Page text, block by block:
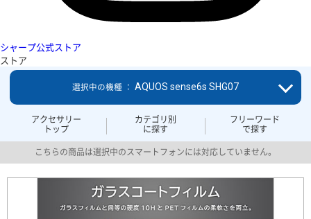
シャープ公式ストア
ストア
アクセサリー
トップ
カテゴリ別
に探す
フリーワード
で探す
選択中の機種 ： AQUOS sense6s SHG07
こちらの商品は選択中のスマートフォンには対応していません。